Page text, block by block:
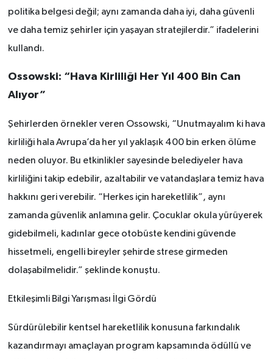
politika belgesi değil; aynı zamanda daha iyi, daha güvenli
ve daha temiz şehirler için yaşayan stratejilerdir.” ifadelerini
kullandı.
Ossowski: “Hava Kirliliği Her Yıl 400 Bin Can
Alıyor”
Şehirlerden örnekler veren Ossowski, “Unutmayalım ki hava
kirliliği hala Avrupa’da her yıl yaklaşık 400 bin erken ölüme
neden oluyor. Bu etkinlikler sayesinde belediyeler hava
kirliliğini takip edebilir, azaltabilir ve vatandaşlara temiz hava
hakkını geri verebilir. “Herkes için hareketlilik”, aynı
zamanda güvenlik anlamına gelir. Çocuklar okula yürüyerek
gidebilmeli, kadınlar gece otobüste kendini güvende
hissetmeli, engelli bireyler şehirde strese girmeden
dolaşabilmelidir.” şeklinde konuştu.
Etkileşimli Bilgi Yarışması İlgi Gördü
Sürdürülebilir kentsel hareketlilik konusuna farkındalık
kazandırmayı amaçlayan program kapsamında ödüllü ve